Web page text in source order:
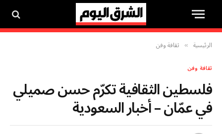
الرئيسية » ثقافة وفن
ثقافة وفن
فلسطين الثقافية تكرّم حسن صميلي
في عمّان – أخبار السعودية